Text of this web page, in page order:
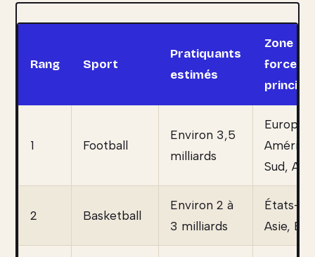
Rang Sport
Pratiquants
estimés
Zone de
force
1 Football
Environ 3,5
milliards
Europe,
Sud,
2 Basketball
Environ 2 à
3 milliards
États-
Asie,